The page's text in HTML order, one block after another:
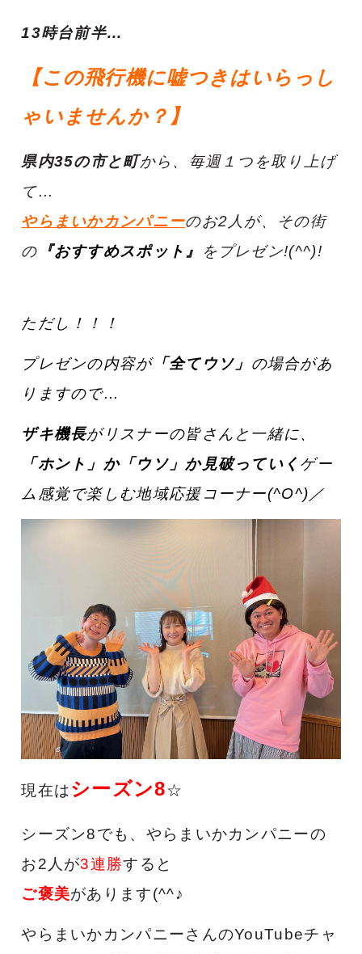
13時台前半…
【この飛行機に嘘つきはいらっし
ゃいませんか？】
県内35の市と町から、毎週１つを取り上げ
て…
やらまいかカンパニーのお2人が、その街
の 『おすすめスポット』 をプレゼン!(^^)!
ただし！！！
プレゼンの内容が「全てウソ」 の場合があ
りますので…
ザキ機長がリスナーの皆さんと一緒に、
「ホント」か「ウソ」か見破っていく ゲー
ム感覚で楽しむ地域応援コーナー(^O^)／
現在はシーズン8☆
シーズン8でも、やらまいかカンパニーの
お2人が3連勝すると
ご褒美があります(^^♪
やらまいかカンパニーさんのYouTubeチャ